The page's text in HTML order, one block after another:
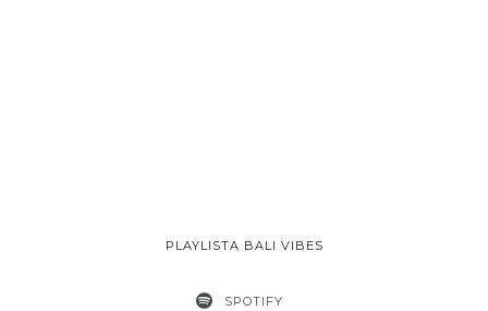
PLAYLISTA BALI VIBES
SPOTIFY